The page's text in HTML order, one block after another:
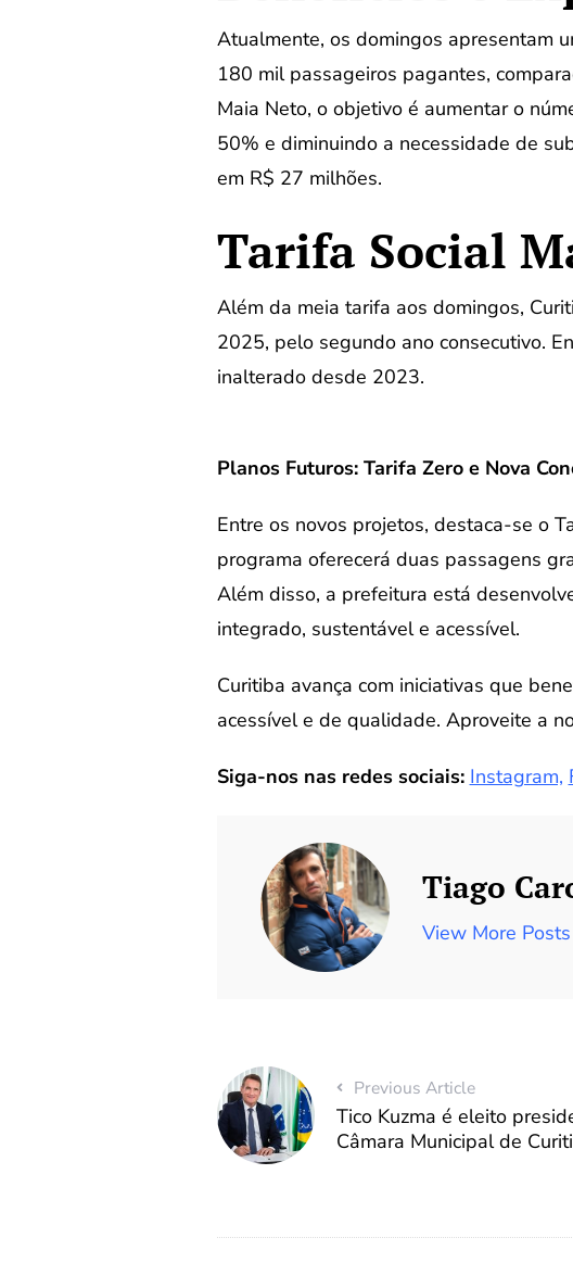
Atualmente, os domingos apresentam
180 mil passageiros pagantes,
Maia Neto, o objetivo é aumentar o
50% e diminuindo a necessidade de
em R$ 27 milhões.
Tarifa Social
Além da meia tarifa aos domingos,
2025, pelo segundo ano consecutivo.
inalterado desde 2023.
Planos Futuros: Tarifa Zero e Nova
Entre os novos projetos, destaca-se o
programa oferecerá duas passagens
Além disso, a prefeitura está
integrado, sustentável e acessível.
Curitiba avança com iniciativas que
acessível e de qualidade. Aproveite a
Siga-nos nas redes sociais: Instagram,
Tiago
View More Posts
Previous Article
Tico Kuzma é eleito
Câmara Municipal de